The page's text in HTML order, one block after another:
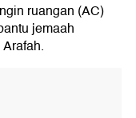
ruangan (AC)
jemaah